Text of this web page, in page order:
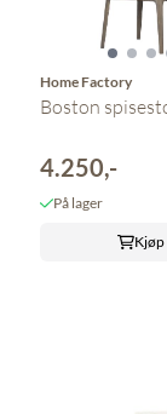
Home Factory
Boston spisestol
4.250,-
På lager
Kjøp